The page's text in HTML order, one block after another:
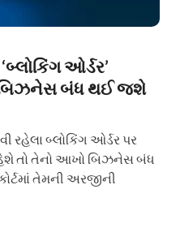
ઓર્ડર’
બિઝનેસ બંધ થઈ જશે
રહેલા બ્લોકિંગ ઓર્ડર પર
તો તેનો આખો બિઝનેસ બંધ
તેમની અરજીની